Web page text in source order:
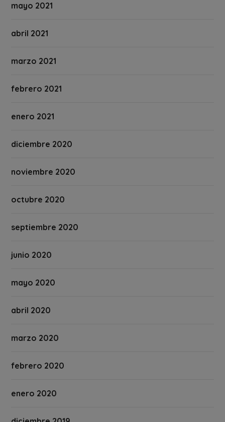
mayo 2021
abril 2021
marzo 2021
febrero 2021
enero 2021
diciembre 2020
noviembre 2020
octubre 2020
septiembre 2020
junio 2020
mayo 2020
abril 2020
marzo 2020
febrero 2020
enero 2020